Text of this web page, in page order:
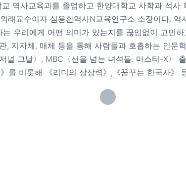
교 역사교육과를 졸업하고 한양대학교 사학과 석사
래교수이자 심용환역사N교육연구소 소장이다. 역
는 우리에게 어떤 의미가 있는지를 끊임없이 고민
, 지자체, 매체 등을 통해 사람들과 호흡하는 인문
저널 그날〉, MBC〈선을 넘는 녀석들: 마스터-X〉
를 비롯해 《리더의 상상력》,《꿈꾸는 한국사》